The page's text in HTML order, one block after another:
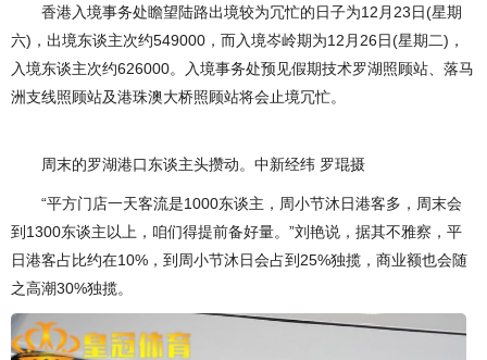
香港入境事务处瞻望陆路出境较为冗忙的日子为12月23日(星期
六)，出境东谈主次约549000，而入境岑岭期为12月26日(星期二)，
入境东谈主次约626000。入境事务处预见假期技术罗湖照顾站、落马
洲支线照顾站及港珠澳大桥照顾站将会止境冗忙。
周末的罗湖港口东谈主头攒动。中新经纬 罗琨摄
“平方门店一天客流是1000东谈主，周小节沐日港客多，周末会
到1300东谈主以上，咱们得提前备好量。”刘艳说，据其不雅察，平
日港客占比约在10%，到周小节沐日会占到25%独揽，商业额也会随
之高潮30%独揽。